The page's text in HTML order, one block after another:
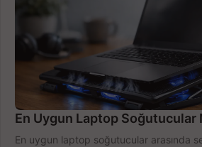
En Uygun Laptop Soğutucular
En uygun laptop soğutucular arasında